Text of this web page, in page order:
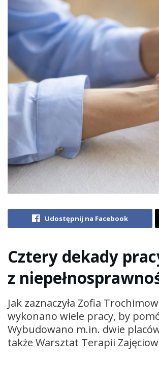
Udostępnij na Facebook
Cztery dekady
z
Jak zaznaczyła Zofia
wykonano wiele pracy, by
Wybudowano m.in. dwie
także Warsztat Terapii